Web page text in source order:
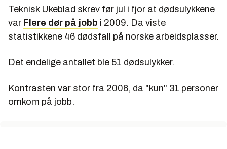
Teknisk Ukeblad skrev før jul i fjor at dødsulykkene
var Flere dør på jobb i 2009. Da viste
statistikkene 46 dødsfall på norske arbeidsplasser.
Det endelige antallet ble 51 dødsulykker.
Kontrasten var stor fra 2006, da "kun" 31 personer
omkom på jobb.